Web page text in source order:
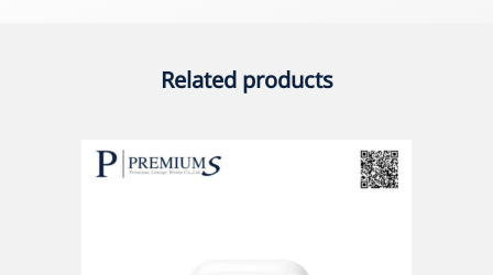
Related products